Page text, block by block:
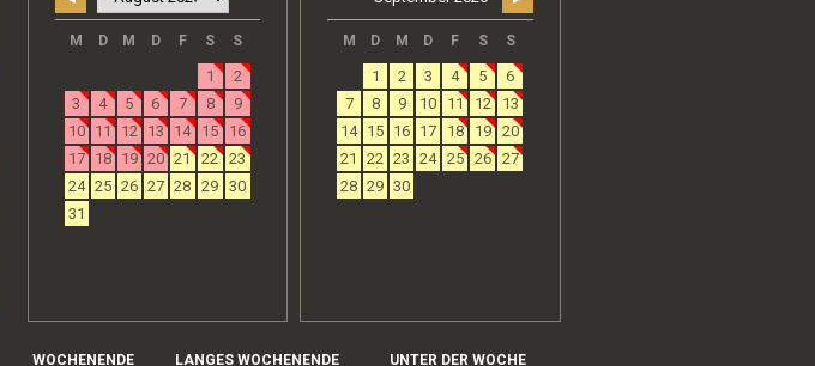
M D M D F S S
1
2
3
4 5 6 7 8
9
10
11 12 13 14 15
16
17
18 19 20 21 22
23
24 25 26 27 28 29
30
31
M D M D F S S
1 2 3 4 5
6
7
8 9 10 11 12
13
14 15 16 17 18 19
20
21
22 23 24 25 26
27
28 29 30
WOCHENENDE LANGES WOCHENENDE UNTER DER WOCHE